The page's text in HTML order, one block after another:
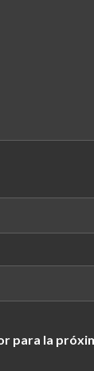
para la